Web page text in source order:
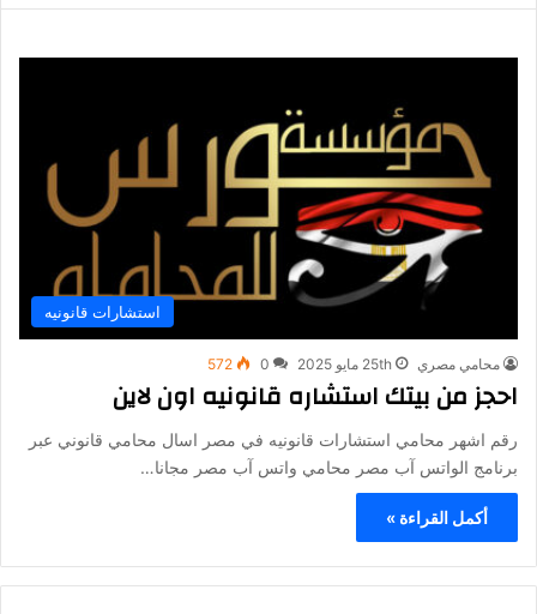
استشارات قانونيه
محامي مصري 25th مايو 2025 0
572
احجز من بيتك استشاره قانونيه اون لاين
رقم اشهر محامي استشارات قانونيه في مصر اسال محامي قانوني عبر
برنامج الواتس آب مصر محامي واتس آب مصر مجانا…
أكمل القراءة »